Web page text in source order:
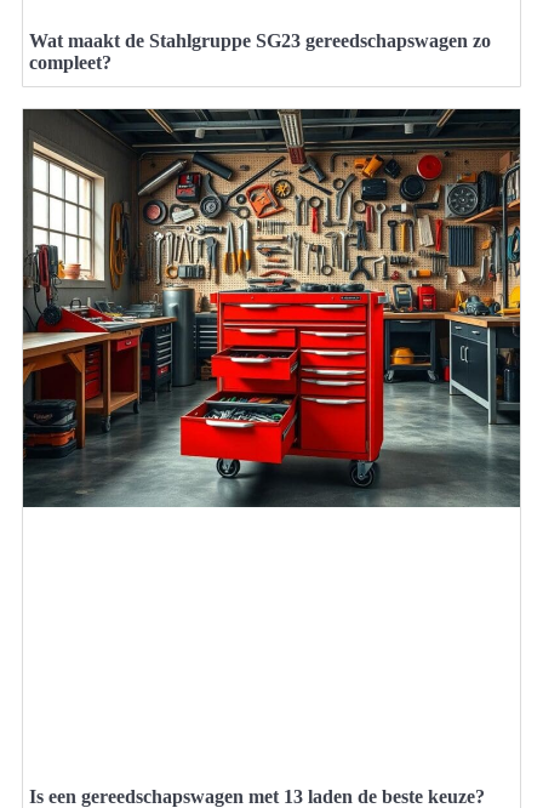
Wat maakt de Stahlgruppe SG23 gereedschapswagen zo
compleet?
Is een gereedschapswagen met 13 laden de beste keuze?